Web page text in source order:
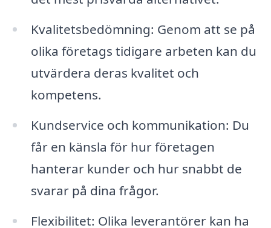
Kvalitetsbedömning: Genom att se på
olika företags tidigare arbeten kan du
utvärdera deras kvalitet och
kompetens.
Kundservice och kommunikation: Du
får en känsla för hur företagen
hanterar kunder och hur snabbt de
svarar på dina frågor.
Flexibilitet: Olika leverantörer kan ha